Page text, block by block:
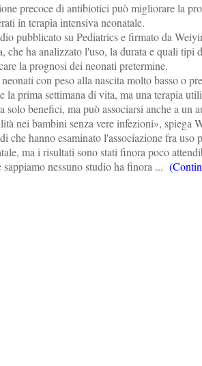
precoce di antibiotici può migliorare la
in terapia intensiva neonatale.
pubblicato su Pediatrics e firmato da
che ha analizzato l'uso, la durata e quali tipi
la prognosi dei neonati pretermine.
con peso alla nascita molto basso o
la prima settimana di vita, ma una terapia
solo benefici, ma può associarsi anche a un
nei bambini senza vere infezioni», spiega
che hanno esaminato l'associazione fra uso
ma i risultati sono stati finora poco
sappiamo nessuno studio ha finora ...